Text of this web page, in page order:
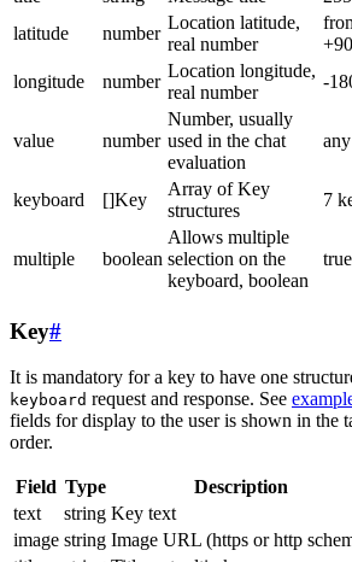
latitude
number
Location latitude,
real number
longitude
number
Location longitude,
real number
-
value number
Number, usually
used in the chat
evaluation
keyboard []Key
Array of Key
structures
7
multiple boolean
Allows multiple
selection on the
keyboard, boolean
Key#
It is mandatory for a key to have one
keyboard request and response. See
fields for display to the user is shown in the
order.
Field Type Description
text
string Key text
image string Image URL (https or http